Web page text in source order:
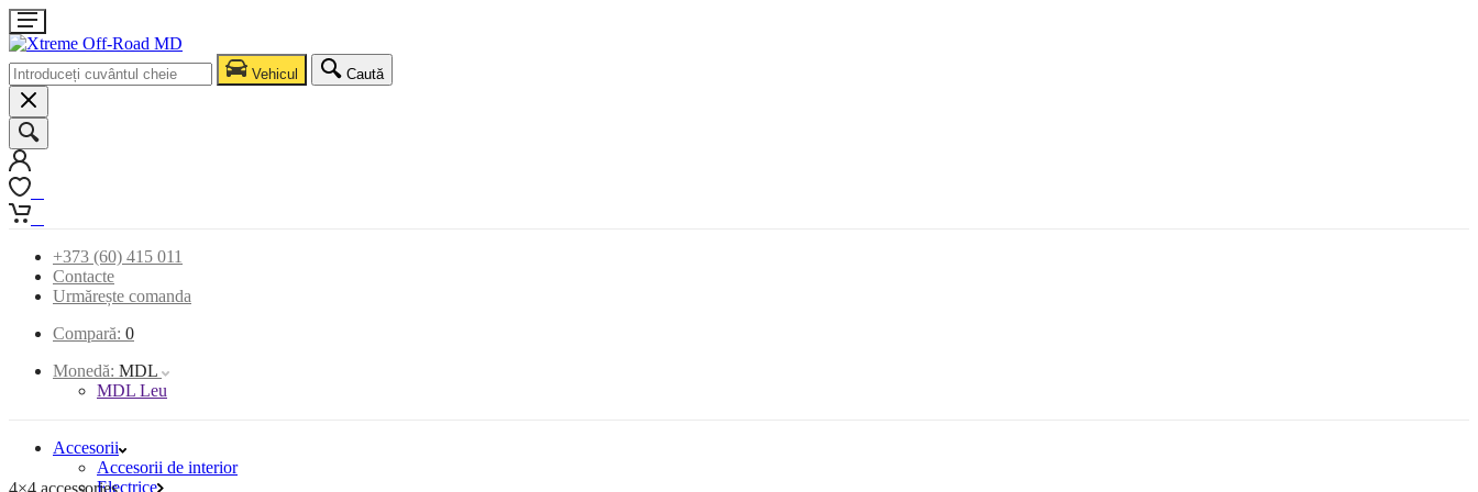
Vehicul Caută
+373 (60) 415 011
Contacte
Urmărește comanda
Compară: 0
Monedă: MDL
MDL Leu
Accesorii
Accesorii de interior
Electrice
4×4 accessories